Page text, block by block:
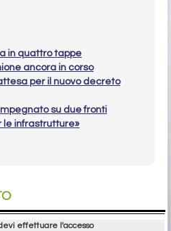
in quattro tappe
ancora in corso
per il nuovo decreto
su due fronti
le infrastrutture»
effettuare l'accesso